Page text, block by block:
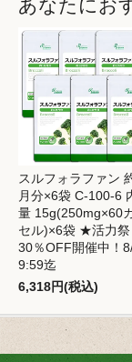
あなたにお
スルフォラファン
月分×6袋 C-100-6
量 15g(250mg×60
セル)×6袋 ★活力祭
30％OFF開催中！
9:59迄
6,318円(税込)